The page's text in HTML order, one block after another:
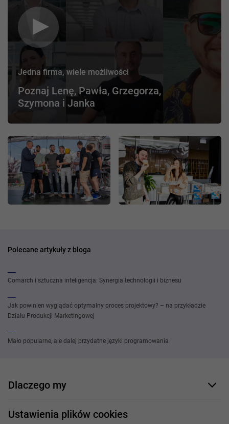
Jedna firma, wiele możliwości
Poznaj Lenę, Pawła, Grzegorza,
Szymona i Janka
Polecane artykuły z bloga
Comarch i sztuczna inteligencja: Synergia technologii i biznesu
Jak powinien wyglądać optymalny proces projektowy? – na przykładzie
Działu Produkcji Marketingowej
Mało popularne, ale dalej przydatne języki programowania
Dlaczego my
Nasi pracownicy
Ustawienia plików cookies